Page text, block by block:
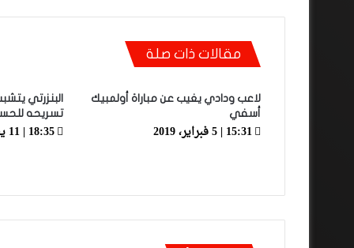
مقالات ذات صلة
لاعب ودادي يغيب عن مباراة أولمبيك
أسفي
15:31 | 5 فبراير، 2019
البنزرتي
تسريحه
18:35 | 11 يناير، 2019